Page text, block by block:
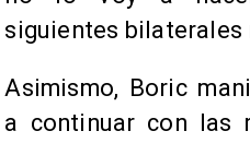
siguientes bilaterales
Asimismo, Boric
a continuar con las